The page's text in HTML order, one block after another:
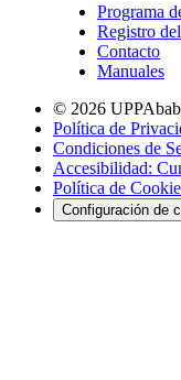
Programa
Registro
Contacto
Manuales
© 2026
Política de
Condiciones de
Accesibilidad:
Política de
Configuración de